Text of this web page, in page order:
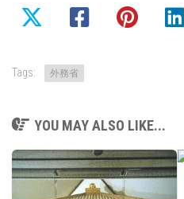
Tags: 外務省
YOU MAY ALSO LIKE...